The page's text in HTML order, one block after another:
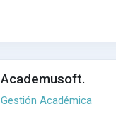
Academusoft.
Gestión Académica